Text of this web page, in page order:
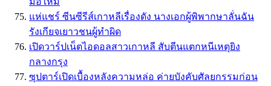
แห่แชร์ ซีนซีรีส์เกาหลีเรื่องดัง นางเอกผู้พิพากษาลั่นฉัน
รังเกียจเยาวชนผู้ทำผิด
เปิดวาร์ปเน็ตไอดอลสาวเกาหลี สับตีนแตกหนีเหตุยิง
กลางกรุง
ซุปตาร์เปิดเบื้องหลังความหล่อ ค่ายบังคับศัลยกรรมก่อน